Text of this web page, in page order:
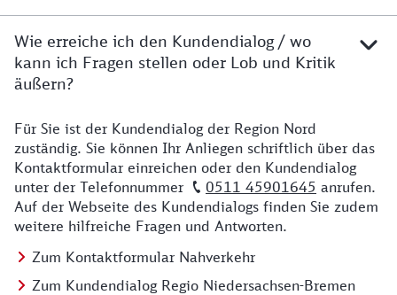
Wie erreiche ich den Kundendialog / wo
kann ich Fragen stellen oder Lob und Kritik
äußern?
Details zu Kontakt
Für Sie ist der Kundendialog der Region Nord
zuständig. Sie können Ihr Anliegen schriftlich über das
Kontaktformular einreichen oder den Kundendialog
unter der Telefonnummer
0511 45901645 anrufen.
Auf der Webseite des Kundendialogs finden Sie zudem
weitere hilfreiche Fragen und Antworten.
Zum Kontaktformular Nahverkehr
Zum Kundendialog Regio Niedersachsen-Bremen